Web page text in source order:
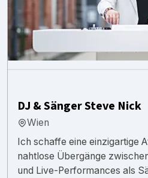
DJ & Sänger Steve Nick
Wien
Ich schaffe eine einzigartige
nahtlose Übergänge
und Live-Performances als